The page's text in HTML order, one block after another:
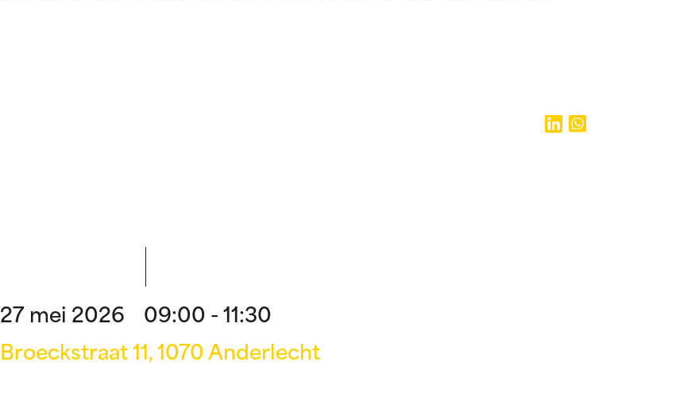
27 mei 2026 09:00 - 11:30
Broeckstraat 11, 1070 Anderlecht